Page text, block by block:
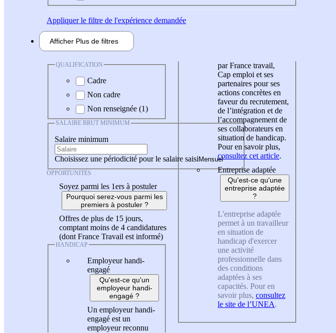
Appliquerle filtre de l'expérience demandée
Afficher Plus de filtres
QUALIFICATION
Cadre
Non cadre
Non renseignée (1)
SALAIRE BRUT MINIMUM
Salaire minimum
Choisissez une périodicité pour le salaire saisi
OPPORTUNITÉS
Soyez parmi les 1ers à postuler
Pourquoi serez-vous parmi les
premiers à postuler ?
Offres de plus de 15 jours,
comptant moins de 4 candidatures
(dont France Travail est informé)
HANDICAP
Employeur handi-
engagé
Qu'est-ce qu'un
employeur handi-
engagé ?
Un employeur handi-
engagé est un
employeur reconnu
par France travail,
Cap emploi et ses
partenaires pour ses
actions concrètes en
faveur du recrutement,
de l’intégration et de
l’accompagnement de
ses collaborateurs en
situation de handicap.
Pour en savoir plus,
consultez cet article.
Entreprise adaptée
Qu'est-ce qu'une
entreprise adaptée
?
L'entreprise adaptée
permet à un travailleur
en situation de
handicap d'exercer
une activité
professionnelle dans
des conditions
adaptées à ses
capacités. Pour en
savoir plus, consultez
le site de l’UNEA.